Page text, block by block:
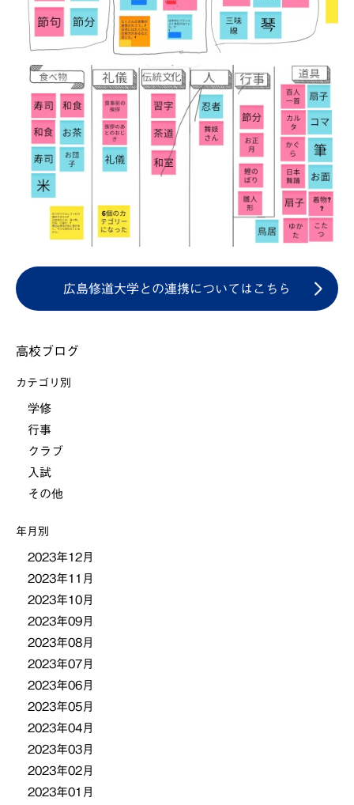
広島修道大学との連携についてはこちら
高校ブログ
カテゴリ別
学修
行事
クラブ
入試
その他
年月別
2023年12月
2023年11月
2023年10月
2023年09月
2023年08月
2023年07月
2023年06月
2023年05月
2023年04月
2023年03月
2023年02月
2023年01月